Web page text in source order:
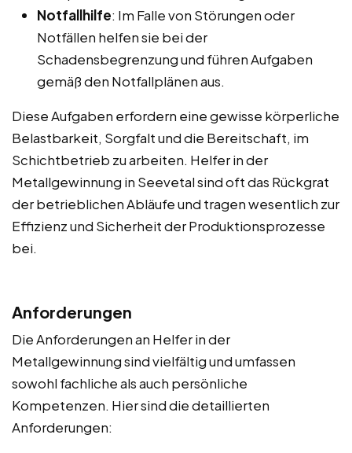
Notfallhilfe: Im Falle von Störungen oder
Notfällen helfen sie bei der
Schadensbegrenzung und führen Aufgaben
gemäß den Notfallplänen aus.
Diese Aufgaben erfordern eine gewisse körperliche
Belastbarkeit, Sorgfalt und die Bereitschaft, im
Schichtbetrieb zu arbeiten. Helfer in der
Metallgewinnung in Seevetal sind oft das Rückgrat
der betrieblichen Abläufe und tragen wesentlich zur
Effizienz und Sicherheit der Produktionsprozesse
bei.
Anforderungen
Die Anforderungen an Helfer in der
Metallgewinnung sind vielfältig und umfassen
sowohl fachliche als auch persönliche
Kompetenzen. Hier sind die detaillierten
Anforderungen: